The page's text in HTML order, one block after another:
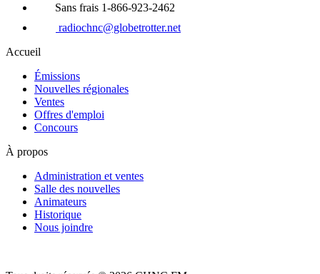
Sans frais 1-866-923-2462
radiochnc@globetrotter.net
Accueil
Émissions
Nouvelles régionales
Ventes
Offres d'emploi
Concours
À propos
Administration et ventes
Salle des nouvelles
Animateurs
Historique
Nous joindre